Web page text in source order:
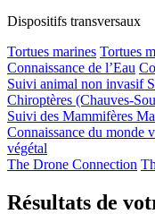
Dispositifs transversaux
Tortues marines Tortues
Connaissance de l’Eau
Suivi animal non invasif
Chiroptères (Chauves-
Suivi des Mammifères
Connaissance du monde
végétal
The Drone Connection
Résultats de